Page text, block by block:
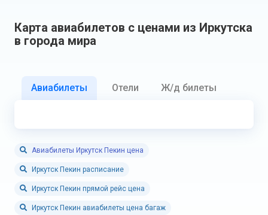
Карта авиабилетов с ценами из Иркутска
в города мира
Авиабилеты Отели Ж/д билеты
Авиабилеты Иркутск Пекин цена
Иркутск Пекин расписание
Иркутск Пекин прямой рейс цена
Иркутск Пекин авиабилеты цена багаж